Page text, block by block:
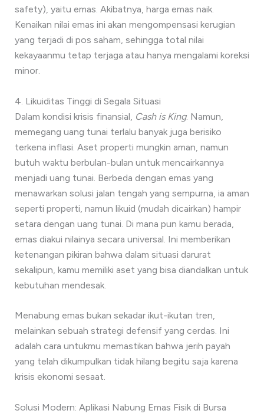
safety), yaitu emas. Akibatnya, harga emas naik.
Kenaikan nilai emas ini akan mengompensasi kerugian
yang terjadi di pos saham, sehingga total nilai
kekayaanmu tetap terjaga atau hanya mengalami koreksi
minor.
4. Likuiditas Tinggi di Segala Situasi
Dalam kondisi krisis finansial, Cash is King. Namun,
memegang uang tunai terlalu banyak juga berisiko
terkena inflasi. Aset properti mungkin aman, namun
butuh waktu berbulan-bulan untuk mencairkannya
menjadi uang tunai. Berbeda dengan emas yang
menawarkan solusi jalan tengah yang sempurna, ia aman
seperti properti, namun likuid (mudah dicairkan) hampir
setara dengan uang tunai. Di mana pun kamu berada,
emas diakui nilainya secara universal. Ini memberikan
ketenangan pikiran bahwa dalam situasi darurat
sekalipun, kamu memiliki aset yang bisa diandalkan untuk
kebutuhan mendesak.
Menabung emas bukan sekadar ikut-ikutan tren,
melainkan sebuah strategi defensif yang cerdas. Ini
adalah cara untukmu memastikan bahwa jerih payah
yang telah dikumpulkan tidak hilang begitu saja karena
krisis ekonomi sesaat.
Solusi Modern: Aplikasi Nabung Emas Fisik di Bursa